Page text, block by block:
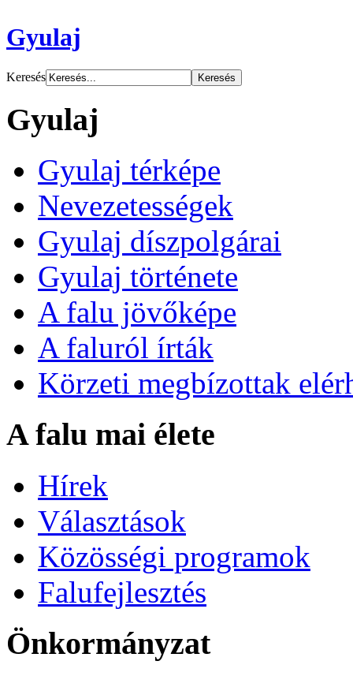
Gyulaj
Keresés
Gyulaj
Gyulaj térképe
Nevezetességek
Gyulaj díszpolgárai
Gyulaj története
A falu jövőképe
A faluról írták
Körzeti megbízottak
A falu mai élete
Hírek
Választások
Közösségi programok
Falufejlesztés
Önkormányzat